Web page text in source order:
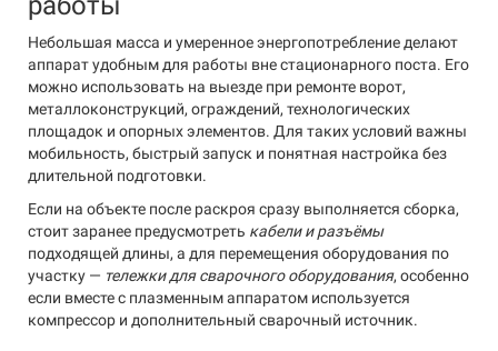
Небольшая масса и умеренное энергопотребление делают
аппарат удобным для работы вне стационарного поста. Его
можно использовать на выезде при ремонте ворот,
металлоконструкций, ограждений, технологических
площадок и опорных элементов. Для таких условий важны
мобильность, быстрый запуск и понятная настройка без
длительной подготовки.
Если на объекте после раскроя сразу выполняется сборка,
стоит заранее предусмотреть кабели и разъёмы
подходящей длины, а для перемещения оборудования по
участку — тележки для сварочного оборудования, особенно
если вместе с плазменным аппаратом используется
компрессор и дополнительный сварочный источник.